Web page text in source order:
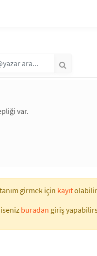
var.
girmek için kayıt
buradan giriş